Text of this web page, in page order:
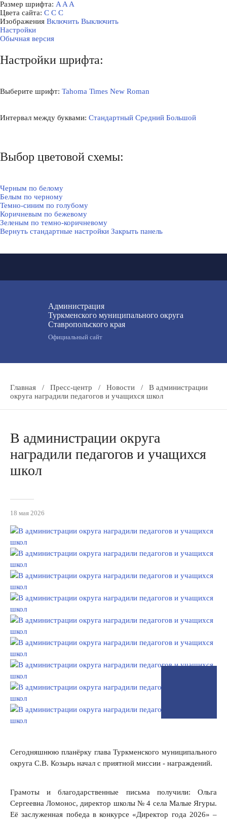
Размер шрифта: A A A
Цвета сайта: С С С
Изображения Включить Выключить
Настройки
Обычная версия
Настройки шрифта:
Выберите шрифт: Tahoma Times New Roman
Интервал между буквами: Стандартный Средний Большой
Выбор цветовой схемы:
Черным по белому
Белым по черному
Темно-синим по голубому
Коричневым по бежевому
Зеленым по темно-коричневому
Вернуть стандартные настройки Закрыть панель
Администрация
Туркменского муниципального округа
Ставропольского края
Официальный сайт
Главная / Пресс-центр / Новости /
В администрации
округа наградили педагогов и учащихся школ
В администрации округа
наградили педагогов и учащихся
школ
18 мая 2026
Сегодняшнюю планёрку глава Туркменского муниципального
округа С.В. Козырь начал с приятной миссии - награждений.
Грамоты и благодарственные письма получили: Ольга
Сергеевна Ломонос, директор школы № 4 села Малые Ягуры.
Её заслуженная победа в конкурсе «Директор года 2026» –